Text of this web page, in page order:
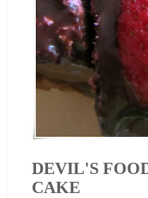
DEVIL'S
CAKE